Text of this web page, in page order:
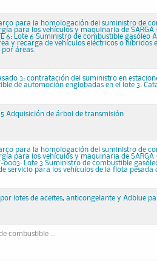
para la homologación del suministro de
para los vehículos y maquinaria de SARGA
6: Lote 6 Suministro de combustible gasóleo
y recarga de vehículos eléctricos o híbridos
por áreas.
3: contratación del suministro en
de automoción englobadas en el lote 3:
Adquisición de árbol de transmisión
para la homologación del suministro de
para los vehículos y maquinaria de SARGA
0003: Lote 3 Suministro de combustible
servicio para los vehículos de la flota pesada
lotes de aceites, anticongelante y Adblue
combustible ...